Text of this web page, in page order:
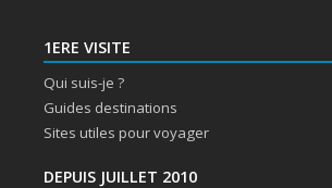
1ERE VISITE
Qui suis-je ?
Guides destinations
Sites utiles pour voyager
DEPUIS JUILLET 2010